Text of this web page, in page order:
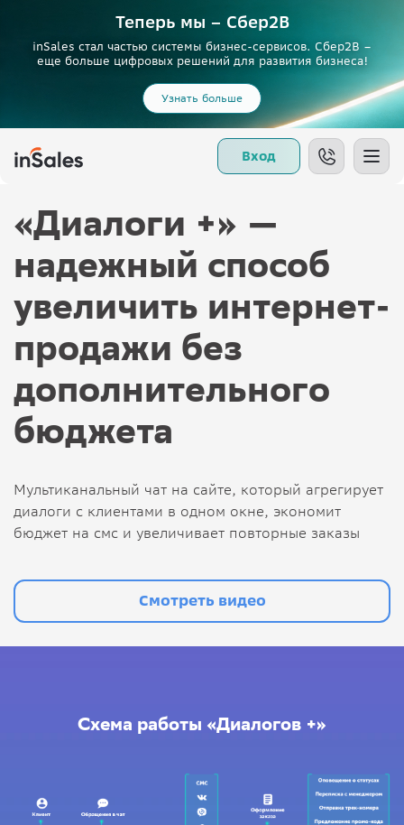
Теперь мы – Сбер2B
inSales стал частью системы бизнес-сервисов. Сбер2В –
еще больше цифровых решений для развития бизнеса!
Узнать больше
Вход
«Диалоги +» —
надежный способ
увеличить интернет-
продажи без
дополнительного
бюджета
Мультиканальный чат на сайте, который агрегирует
диалоги с клиентами в одном окне, экономит
бюджет на смс и увеличивает повторные заказы
Смотреть видео
Схема работы «Диалогов +»